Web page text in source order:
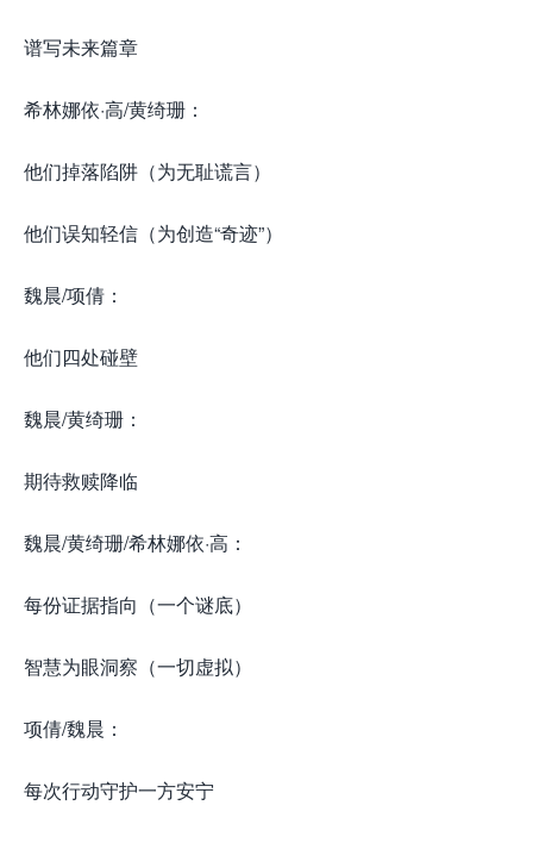
谱写未来篇章
希林娜依·高/黄绮珊：
他们掉落陷阱（为无耻谎言）
他们误知轻信（为创造“奇迹”）
魏晨/项倩：
他们四处碰壁
魏晨/黄绮珊：
期待救赎降临
魏晨/黄绮珊/希林娜依·高：
每份证据指向（一个谜底）
智慧为眼洞察（一切虚拟）
项倩/魏晨：
每次行动守护一方安宁